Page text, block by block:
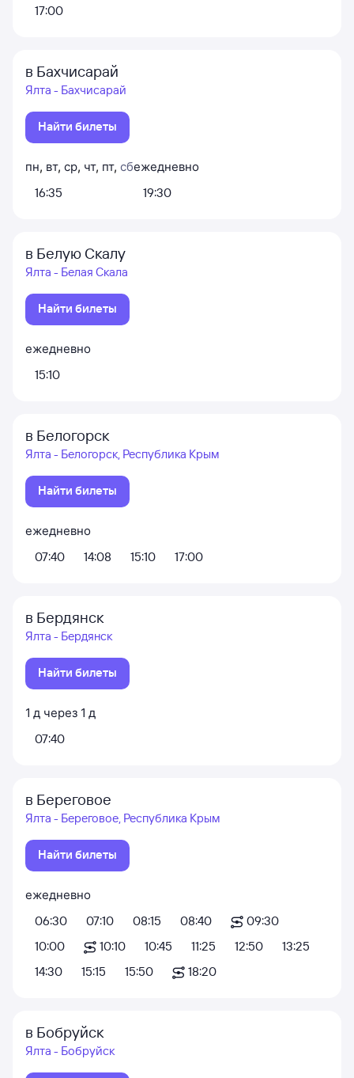
17:00
в Бахчисарай
Ялта - Бахчисарай
Найти билеты
пн, вт, ср, чт, пт, сб
16:35
ежедневно
19:30
в Белую Скалу
Ялта - Белая Скала
Найти билеты
ежедневно
15:10
в Белогорск
Ялта - Белогорск, Республика Крым
Найти билеты
ежедневно
07:40
14:08 15:10 17:00
в Бердянск
Ялта - Бердянск
Найти билеты
1 д через 1 д
07:40
в Береговое
Ялта - Береговое, Республика Крым
Найти билеты
ежедневно
06:30
07:10 08:15 08:40
09:30
10:00
10:10 10:45 11:25 12:50
13:25
14:30
15:15 15:50 18:20
в Бобруйск
Ялта - Бобруйск